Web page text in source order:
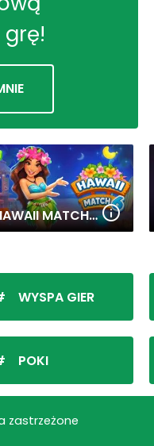
HAWAII MATCH 6
WYSPA GIER
POKI
zastrzeżone